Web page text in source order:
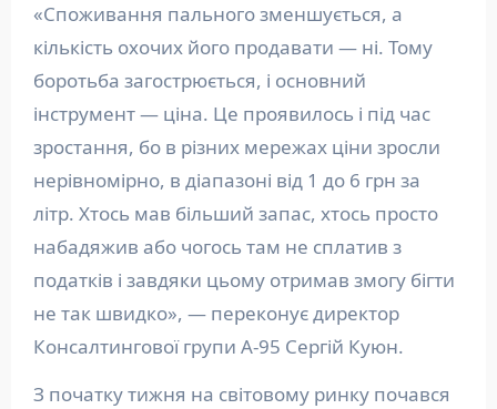
«Споживання пального зменшується, а
кількість охочих його продавати — ні. Тому
боротьба загострюється, і основний
інструмент — ціна. Це проявилось і під час
зростання, бо в різних мережах ціни зросли
нерівномірно, в діапазоні від 1 до 6 грн за
літр. Хтось мав більший запас, хтось просто
набадяжив або чогось там не сплатив з
податків і завдяки цьому отримав змогу бігти
не так швидко», — переконує директор
Консалтингової групи А-95 Сергій Куюн.
З початку тижня на світовому ринку почався